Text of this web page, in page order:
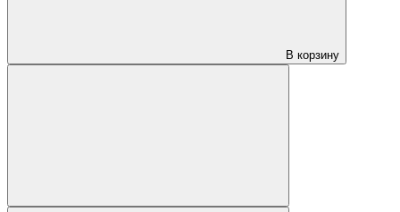
В корзину